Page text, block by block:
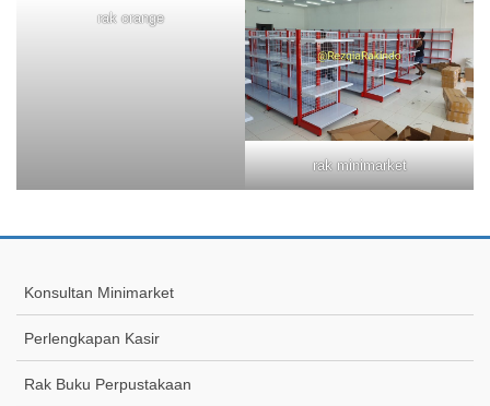
rak orange
rak minimarket
Konsultan Minimarket
Perlengkapan Kasir
Rak Buku Perpustakaan